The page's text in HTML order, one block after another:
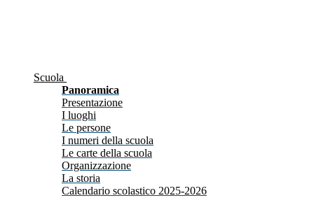
Scuola
Panoramica
Presentazione
I luoghi
Le persone
I numeri della scuola
Le carte della scuola
Organizzazione
La storia
Calendario scolastico 2025-2026